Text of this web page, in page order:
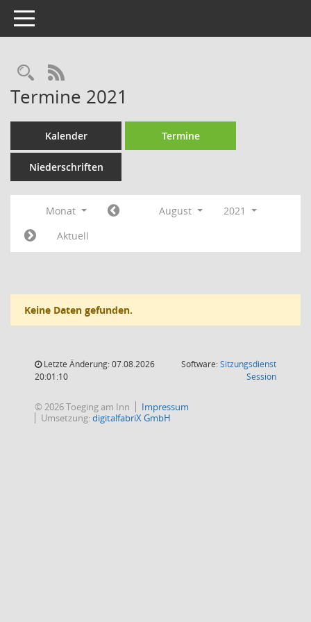
Toggle navigation
Rechercheauswahl
RSS-Feed
Termine 2021
Kalender Termine
Niederschriften
Monat August
2021
Aktuell
Keine Daten gefunden.
Letzte Änderung: 07.08.2026
20:01:10
Software:Sitzungsdienst
Session(Wird in
© 2026 Toeging am Inn
Impressum
Umsetzung:digitalfabriX GmbH